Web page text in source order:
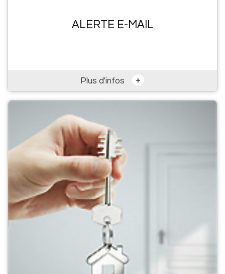
ALERTE E-MAIL
Plus d'infos +